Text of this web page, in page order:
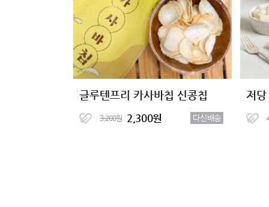
글루텐프리 카사바칩 신콩칩
3,200원 2,300원 다신배송
저